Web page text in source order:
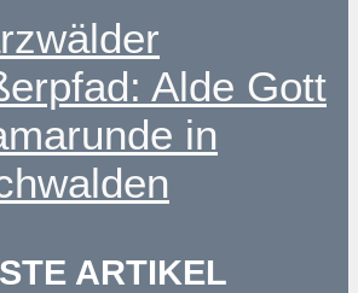
Alde Gott
in
ARTIKEL